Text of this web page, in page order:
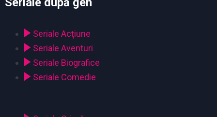
Seriale Acţiune
Seriale Aventuri
Seriale Biografice
Seriale Comedie